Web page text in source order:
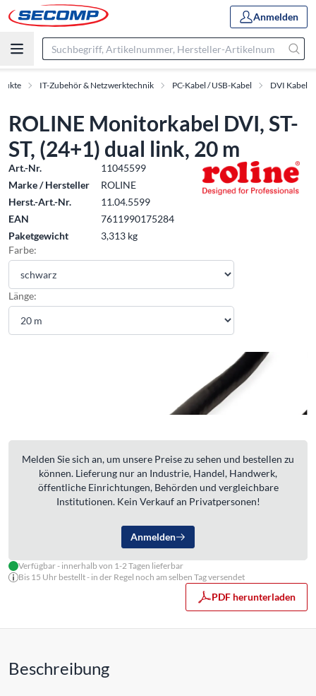
Anmelden
IT-Zubehör & Netzwerktechnik PC-Kabel / USB-Kabel DVI Kabel
ROLINE Monitorkabel DVI, ST-
ST, (24+1) dual link, 20 m
Art.-Nr.
11045599
Marke / Hersteller
ROLINE
Herst.-Art.-Nr.
11.04.5599
EAN
7611990175284
Paketgewicht
3,313 kg
Farbe:
Länge:
Melden Sie sich an, um unsere Preise zu sehen und bestellen zu
können. Lieferung nur an Industrie, Handel, Handwerk,
öffentliche Einrichtungen, Behörden und vergleichbare
Institutionen. Kein Verkauf an Privatpersonen!
Anmelden
Verfügbar - innerhalb von 1-2 Tagen lieferbar
Bis 15 Uhr bestellt - in der Regel noch am selben Tag versendet
PDF herunterladen
Beschreibung